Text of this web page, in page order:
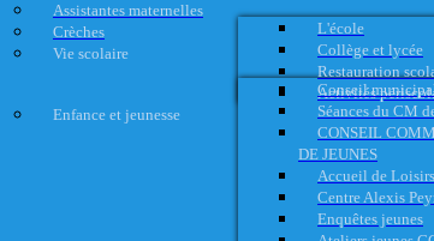
Assistantes maternelles
Crèches
Vie scolaire
L'école
Collège et lycée
Restauration
Activités
Enfance et jeunesse
Conseil
Séances du CM
CONSEIL
DE JEUNES
Accueil de Loisirs
Centre Alexis
Enquêtes jeunes